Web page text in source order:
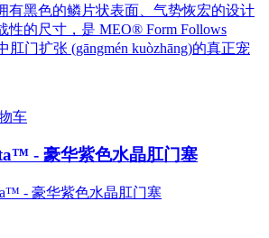
有黑色的鳞片状表面、气势恢宏的设计
性的尺寸，是 MEO® Form Follows
肛门扩张 (gāngmén kuòzhāng)的真正宠
车
- 豪华紫色水晶肛门塞